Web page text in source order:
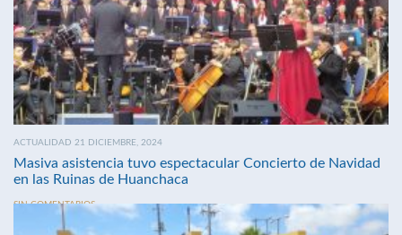
ACTUALIDAD 21 DICIEMBRE, 2024
Masiva asistencia tuvo espectacular Concierto de Navidad
en las Ruinas de Huanchaca
SIN COMENTARIOS